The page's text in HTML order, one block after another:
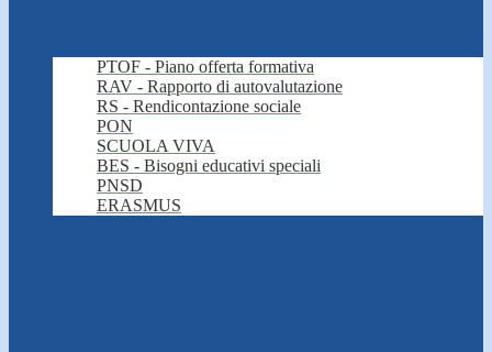
PTOF - Piano offerta formativa
RAV - Rapporto di autovalutazione
RS - Rendicontazione sociale
PON
SCUOLA VIVA
BES - Bisogni educativi speciali
PNSD
ERASMUS